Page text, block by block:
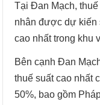
Tại Đan Mạch,
nhân được dự kiến
cao nhất trong khu
Bên cạnh Đan
thuế suất cao nhất
50%, bao gồm